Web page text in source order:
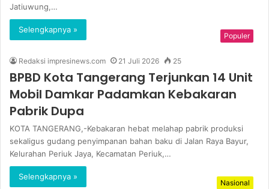
Jatiuwung,…
Selengkapnya »
Populer
Redaksi impresinews.com 21 Juli 2026 25
BPBD Kota Tangerang Terjunkan 14 Unit
Mobil Damkar Padamkan Kebakaran
Pabrik Dupa
KOTA TANGERANG,-Kebakaran hebat melahap pabrik produksi
sekaligus gudang penyimpanan bahan baku di Jalan Raya Bayur,
Kelurahan Periuk Jaya, Kecamatan Periuk,…
Selengkapnya »
Nasional